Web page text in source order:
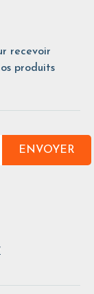
recevoir
produits
ENVOYER